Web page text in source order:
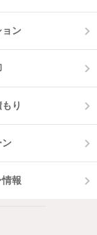
ン
り
ン
報